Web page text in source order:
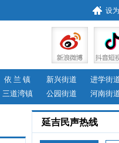
设
依 兰 镇 新兴街道 进学街
三道湾镇 公园街道 河南街
延吉民声热线